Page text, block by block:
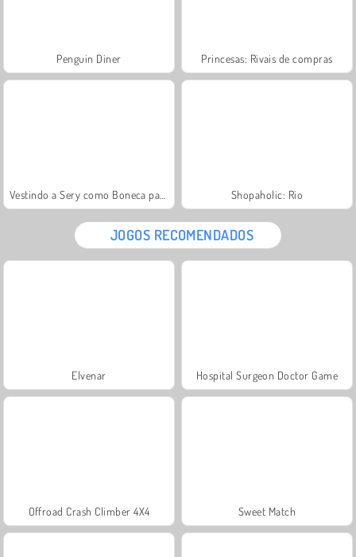
Penguin Diner Princesas: Rivais de compras
Shopaholic: Rio
JOGOS RECOMENDADOS
Elvenar Hospital Surgeon Doctor Game
Offroad Crash Climber 4X4 Sweet Match